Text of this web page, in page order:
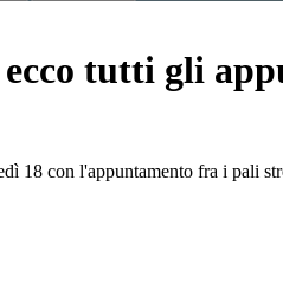
tutti gli
18 con l'appuntamento fra i pali